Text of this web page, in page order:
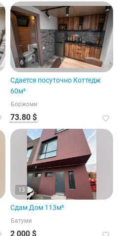
6
Сдается посуточно Коттедж
60м²
Боржоми
73.80 $
13
Сдам Дом 113м²
Батуми
2 000 $